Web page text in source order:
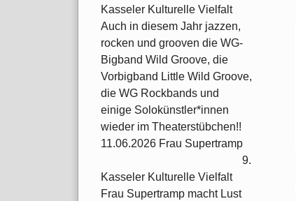
Kasseler Kulturelle Vielfalt
Auch in diesem Jahr jazzen,
rocken und grooven die WG-
Bigband Wild Groove, die
Vorbigband Little Wild Groove,
die WG Rockbands und
einige Solokünstler*innen
wieder im Theaterstübchen!!
11.06.2026 Frau Supertramp
9.
Kasseler Kulturelle Vielfalt
Frau Supertramp macht Lust